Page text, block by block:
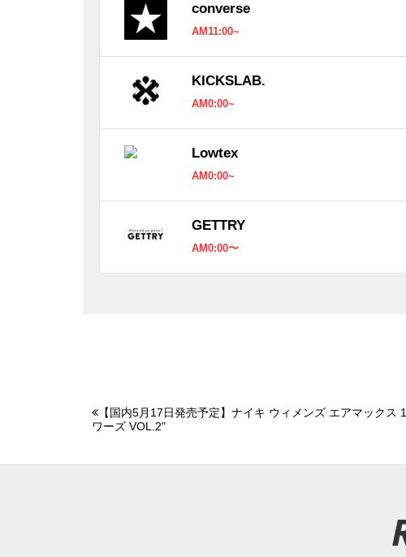
converse
AM11:00~
KICKSLAB.
AM0:00~
Lowtex
AM0:00~
GETTRY
AM0:00〜
【国内5月17日発売予定】ナイキ ウィメンズ エアマックス
ワーズ VOL.2"